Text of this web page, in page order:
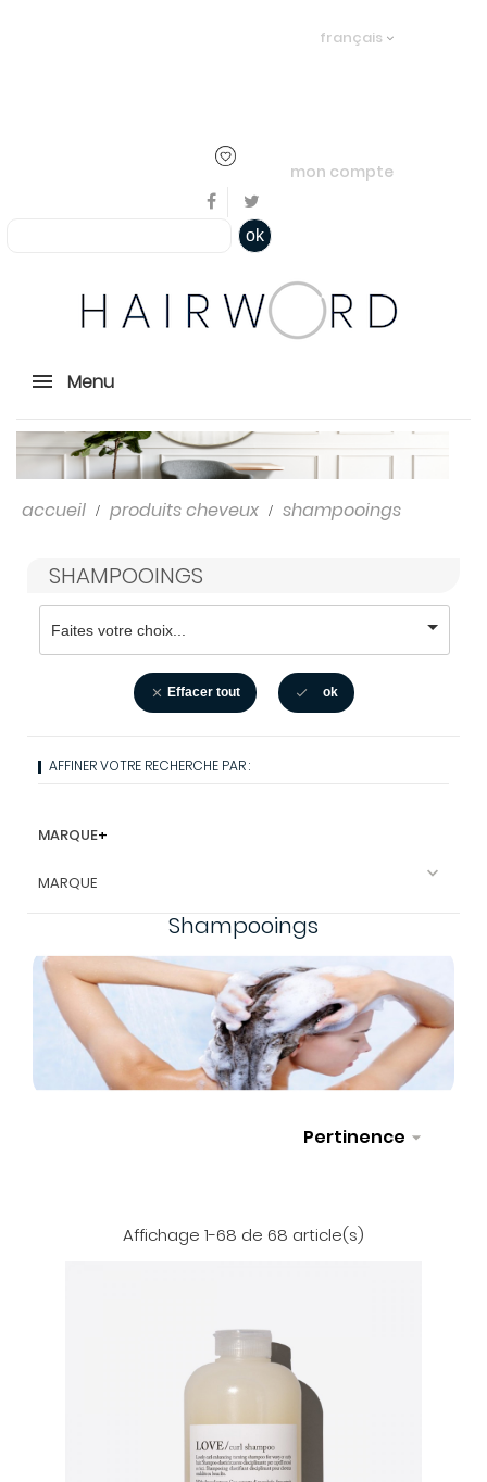
français
mon compte
ok
Menu
accueil produits cheveux shampooings
SHAMPOOINGS
 Effacer tout  ok
AFFINER VOTRE RECHERCHE PAR :
MARQUE+
MARQUE 
Shampooings
Pertinence 
Affichage 1-68 de 68 article(s)